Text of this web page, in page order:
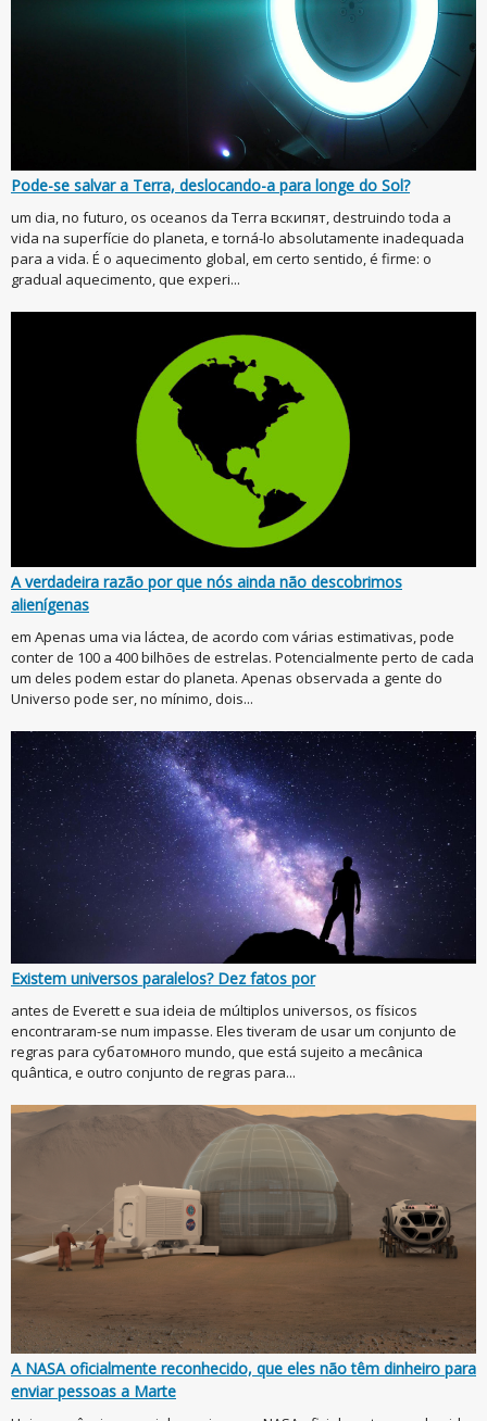
Pode-se salvar a Terra, deslocando-a para longe do Sol?
um dia, no futuro, os oceanos da Terra вскипят, destruindo toda a
vida na superfície do planeta, e torná-lo absolutamente inadequada
para a vida. É o aquecimento global, em certo sentido, é firme: o
gradual aquecimento, que experi...
A verdadeira razão por que nós ainda não descobrimos
alienígenas
em Apenas uma via láctea, de acordo com várias estimativas, pode
conter de 100 a 400 bilhões de estrelas. Potencialmente perto de cada
um deles podem estar do planeta. Apenas observada a gente do
Universo pode ser, no mínimo, dois...
Existem universos paralelos? Dez fatos por
antes de Everett e sua ideia de múltiplos universos, os físicos
encontraram-se num impasse. Eles tiveram de usar um conjunto de
regras para субатомного mundo, que está sujeito a mecânica
quântica, e outro conjunto de regras para...
A NASA oficialmente reconhecido, que eles não têm dinheiro para
enviar pessoas a Marte